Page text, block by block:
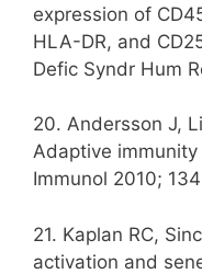
expression of
HLA-DR, and
Defic Syndr Hum
20. Andersson J,
Adaptive
Immunol 2010;
21. Kaplan RC,
activation and